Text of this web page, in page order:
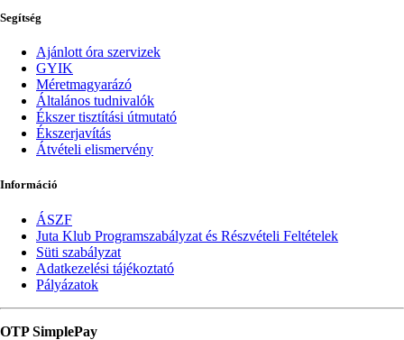
Segítség
Ajánlott óra szervizek
GYIK
Méretmagyarázó
Általános tudnivalók
Ékszer tisztítási útmutató
Ékszerjavítás
Átvételi elismervény
Információ
ÁSZF
Juta Klub Programszabályzat és Részvételi Feltételek
Süti szabályzat
Adatkezelési tájékoztató
Pályázatok
OTP SimplePay